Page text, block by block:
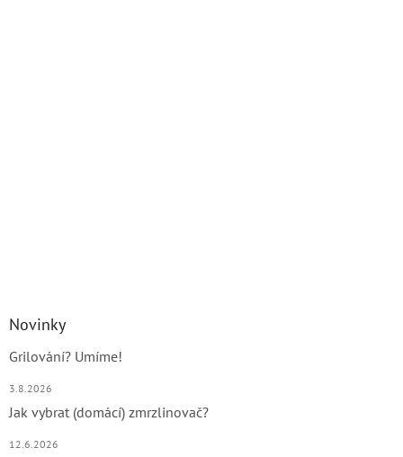
Novinky
Grilování? Umíme!
3.8.2026
Jak vybrat (domácí) zmrzlinovač?
12.6.2026